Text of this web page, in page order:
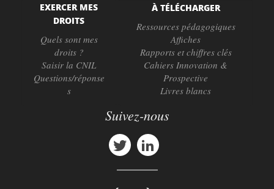
EXERCER MES
DROITS
Quels sont mes
droits ?
Saisir la CNIL
Questions/réponse
s
À TÉLÉCHARGER
Ressources pédagogiques
Affiches
Rapports et chiffres clés
Cahiers Innovation &
Prospective
Livres blancs
Suivez-nous